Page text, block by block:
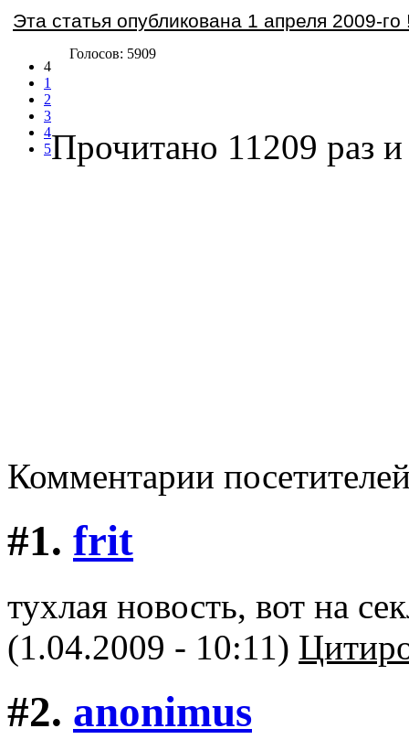
Эта статья опубликована 1 апреля 2009-го
4
1
2
3
4
5
Голосов: 5909
Прочитано 11209 раз и
Комментарии
#1. frit
тухлая новость, вот на
(1.04.2009 - 10:11)
#2. anonimus